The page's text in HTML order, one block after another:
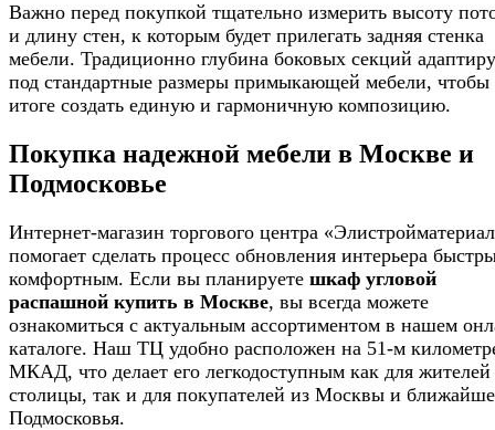
Важно перед покупкой тщательно измерить высоту
и длину стен, к которым будет прилегать задняя стенка
мебели. Традиционно глубина боковых секций
под стандартные размеры примыкающей мебели, чтобы
итоге создать единую и гармоничную композицию.
Покупка надежной мебели в Москве и
Подмосковье
Интернет-магазин торгового центра
помогает сделать процесс обновления интерьера
комфортным. Если вы планируете шкаф угловой
распашной купить в Москве, вы всегда можете
ознакомиться с актуальным ассортиментом в нашем
каталоге. Наш ТЦ удобно расположен на 51-м
МКАД, что делает его легкодоступным как для жителей
столицы, так и для покупателей из Москвы и
Подмосковья.